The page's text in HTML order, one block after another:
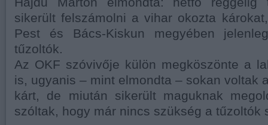
sikerült felszámolni a vihar okozta
Pest és Bács-Kiskun megyében
tűzoltók.
Az OKF szóvivője külön megköszönte a
is, ugyanis – mint elmondta – sokan voltak
kárt, de miután sikerült maguknak
szóltak, hogy már nincs szükség a tűzoltók